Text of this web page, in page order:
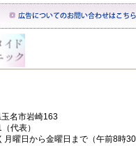
名市岩崎163
代表）
月曜日から金曜日まで（午前8時30